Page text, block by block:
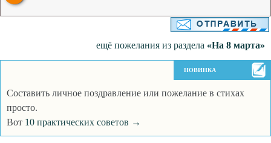
ещё пожелания из раздела «На 8 марта»
НОВИНКА
Составить личное поздравление или пожелание в стихах
просто.
Вот 10 практических советов →